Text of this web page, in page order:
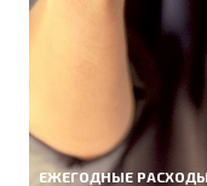
ЕЖЕГОДНЫЕ